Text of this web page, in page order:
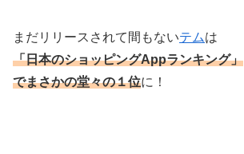
まだリリースされて間もないテムは
「日本のショッピングAppランキング」
でまさかの堂々の１位に！